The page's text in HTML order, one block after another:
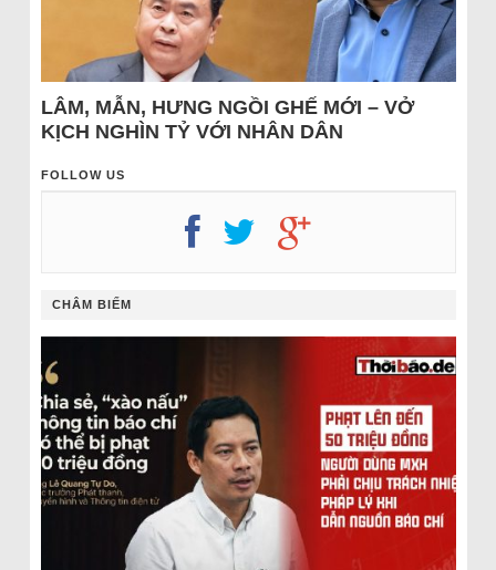
LÂM, MẪN, HƯNG NGỒI GHẾ MỚI – VỞ
KỊCH NGHÌN TỶ VỚI NHÂN DÂN
FOLLOW US
CHÂM BIẾM